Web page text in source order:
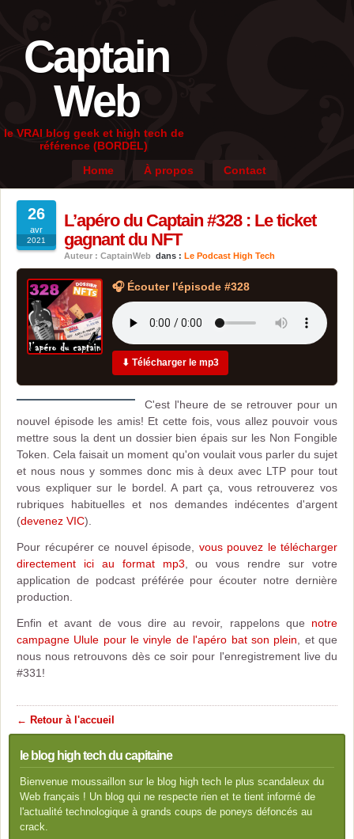
Captain
Web
le VRAI blog geek et high tech de
référence (BORDEL)
Home
À propos Contact
26
avr
2021
L’apéro du Captain #328 : Le ticket
gagnant du NFT
Auteur : CaptainWeb dans : Le Podcast High Tech
🎧 Écouter l'épisode #328
⬇ Télécharger le mp3
C'est l'heure de se retrouver pour un
nouvel épisode les amis! Et cette fois, vous allez pouvoir vous
mettre sous la dent un dossier bien épais sur les Non Fongible
Token. Cela faisait un moment qu'on voulait vous parler du sujet
et nous nous y sommes donc mis à deux avec LTP pour tout
vous expliquer sur le bordel. A part ça, vous retrouverez vos
rubriques habituelles et nos demandes indécentes d'argent
(devenez VIC).
Pour récupérer ce nouvel épisode, vous pouvez le télécharger
directement ici au format mp3 , ou vous rendre sur votre
application de podcast préférée pour écouter notre dernière
production.
Enfin et avant de vous dire au revoir, rappelons que notre
campagne Ulule pour le vinyle de l'apéro bat son plein , et que
nous nous retrouvons dès ce soir pour l'enregistrement live du
#331!
← Retour à l'accueil
le blog high tech du capitaine
Bienvenue moussaillon sur le blog high tech le plus scandaleux du
Web français ! Un blog qui ne respecte rien et te tient informé de
l'actualité technologique à grands coups de poneys défoncés au
crack.